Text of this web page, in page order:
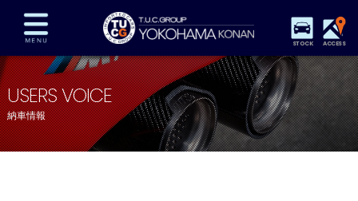
STOCK ACCESS
在庫車両情報 保証&サービス パーツリスト
TUCとは？ 店舗情報 アクセスマップ
全国納車 特別作業 注文販売
USERS VOICE
納車情報